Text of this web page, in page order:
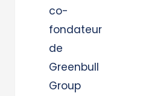
co-
fondateur
de
Greenbull
Group